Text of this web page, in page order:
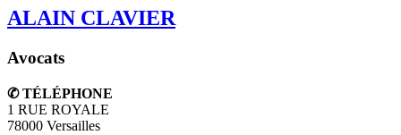
ALAIN CLAVIER
Avocats
✆ TÉLÉPHONE
1 RUE ROYALE
78000 Versailles